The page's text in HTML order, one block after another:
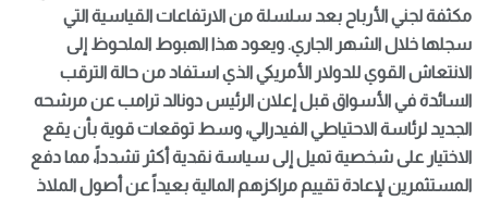
مكثفة لجني الأرباح بعد سلسلة من الارتفاعات القياسية التي
سجلها خلال الشهر الجاري. ويعود هذا الهبوط الملحوظ إلى
الانتعاش القوي للدولار الأمريكي الذي استفاد من حالة الترقب
السائدة في الأسواق قبل إعلان الرئيس دونالد ترامب عن مرشحه
الجديد لرئاسة الاحتياطي الفيدرالي، وسط توقعات قوية بأن يقع
الاختيار على شخصية تميل إلى سياسة نقدية أكثر تشدداً، مما دفع
المستثمرين لإعادة تقييم مراكزهم المالية بعيداً عن أصول الملاذ